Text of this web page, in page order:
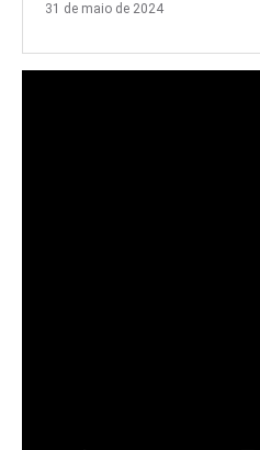
31 de maio de 2024